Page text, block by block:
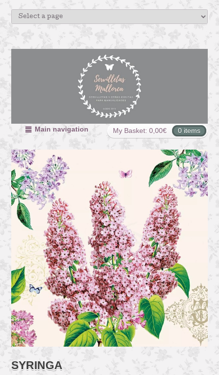
My Basket: 0,00€ 0 items
Main navigation
SYRINGA